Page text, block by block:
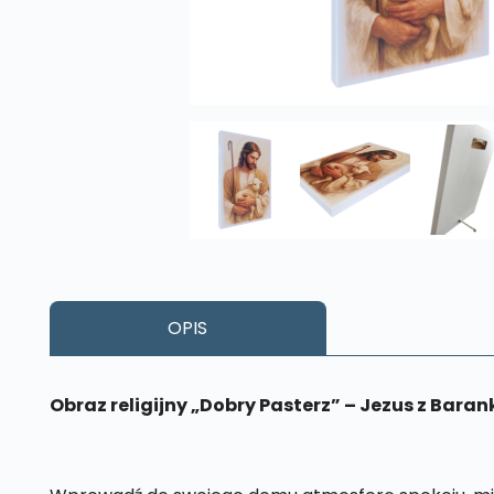
OPIS
Obraz religijny „Dobry Pasterz” – Jezus z